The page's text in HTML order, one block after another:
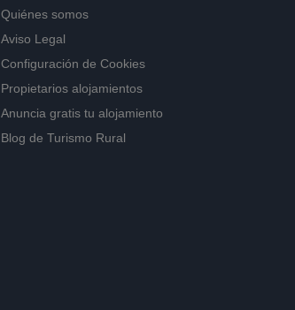
Quiénes somos
Aviso Legal
Configuración de Cookies
Propietarios alojamientos
Anuncia gratis tu alojamiento
Blog de Turismo Rural